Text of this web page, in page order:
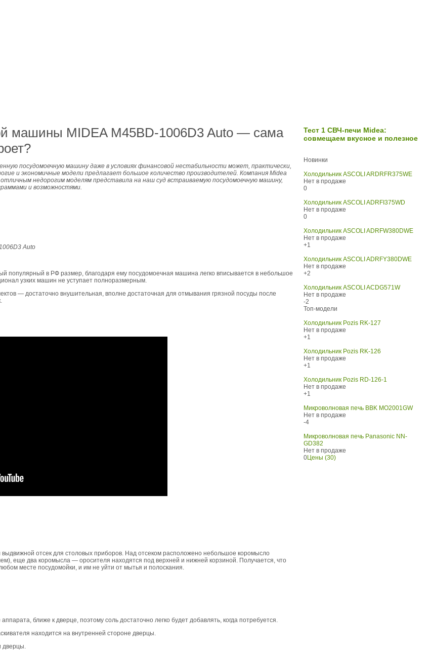
машины MIDEA M45BD-1006D3 Auto — сама
посудомоечную машину даже в условиях финансовой нестабильности может, практически,
и экономичные модели предлагает большое количество производителей. Компания Midea
недорогим моделям представила на наш суд встраиваемую посудомоечную машину,
и возможностями.
Auto
в РФ размер, благодаря ему посудомоечная машина легко вписывается в небольшое
узких машин не уступает полноразмерным.
— достаточно внушительная, вполне достаточная для отмывания грязной посуды после
отсек для столовых приборов. Над отсеком расположено небольшое коромысло
еще два коромысла — оросителя находятся под верхней и нижней корзиной. Получается, что
месте посудомойки, и им не уйти от мытья и полоскания.
ближе к дверце, поэтому соль достаточно легко будет добавлять, когда потребуется.
находится на внутренней стороне дверцы.
дверцы.
Тест 1 СВЧ-печи Midea:
совмещаем вкусное и полезное
Новинки
Холодильник ASCOLI ARDRFR375WE
Нет в продаже
0
Холодильник ASCOLI ADRFI375WD
Нет в продаже
0
Холодильник ASCOLI ADRFW380DWE
Нет в продаже
+1
Холодильник ASCOLI ADRFY380DWE
Нет в продаже
+2
Холодильник ASCOLI ACDG571W
Нет в продаже
-2
Топ-модели
Холодильник Pozis RK-127
Нет в продаже
+1
Холодильник Pozis RK-126
Нет в продаже
+1
Холодильник Pozis RD-126-1
Нет в продаже
+1
Микроволновая печь BBK MO2001GW
Нет в продаже
-4
Микроволновая печь Panasonic NN-
GD382
Нет в продаже
0Цены (30)